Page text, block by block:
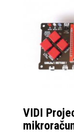
VIDI